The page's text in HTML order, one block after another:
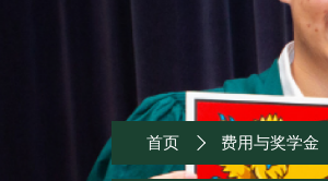
Breadcrumb
首页 费用与奖学金